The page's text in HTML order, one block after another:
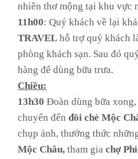
nhiên thơ mộng tại khu vực
11h00: Quý khách về lại
TRAVEL hỗ trợ quý khách
phòng khách sạn. Sau đó
hàng để dùng bữa trưa.
Chiều:
13h30 Đoàn dùng bữa
chuyển đến đồi chè Mộc
chụp ảnh, thưởng thức
Mộc Châu, tham gia chợ